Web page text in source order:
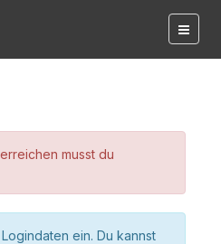
musst du
ein. Du kannst